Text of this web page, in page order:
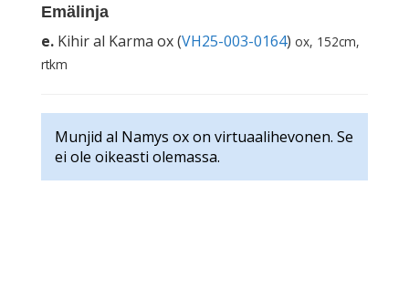
Emälinja
e. Kihir al Karma ox (VH25-003-0164) ox, 152cm,
rtkm
Munjid al Namys ox on virtuaalihevonen. Se
ei ole oikeasti olemassa.